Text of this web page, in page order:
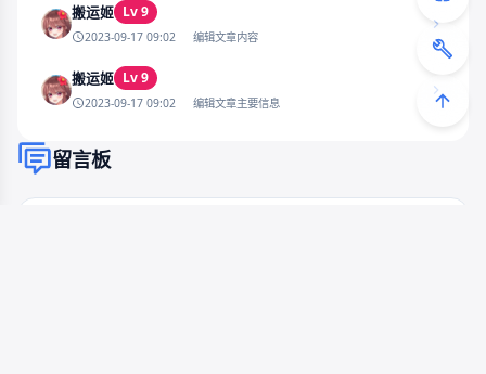
搬运姬 Lv 9
2023-09-17 09:02 编辑文章内容
搬运姬 Lv 9
2023-09-17 09:02 编辑文章主要信息
留言板